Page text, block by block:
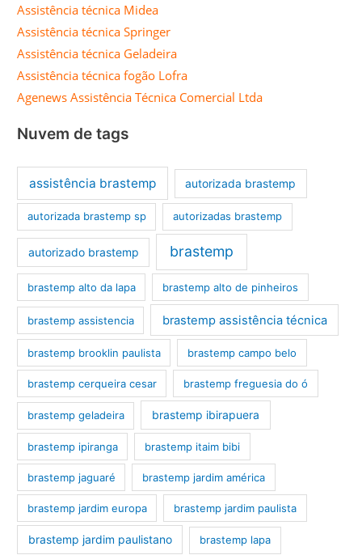
Assistência técnica Midea
Assistência técnica Springer
Assistência técnica Geladeira
Assistência técnica fogão Lofra
Agenews Assistência Técnica Comercial Ltda
Nuvem de tags
assistência brastemp autorizada brastemp
autorizada brastemp sp autorizadas brastemp
autorizado brastemp brastemp
brastemp alto da lapa brastemp alto de pinheiros
brastemp assistencia brastemp assistência técnica
brastemp brooklin paulista brastemp campo belo
brastemp cerqueira cesar brastemp freguesia do ó
brastemp geladeira brastemp ibirapuera
brastemp ipiranga brastemp itaim bibi
brastemp jaguaré brastemp jardim américa
brastemp jardim europa brastemp jardim paulista
brastemp jardim paulistano brastemp lapa